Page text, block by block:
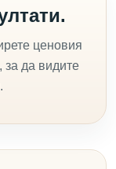
ценовия
за да видите